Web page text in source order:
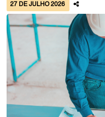
27 DE JULHO 2026